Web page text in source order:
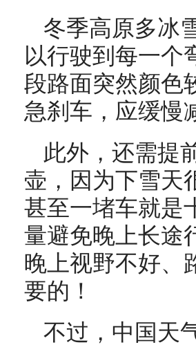
冬季高原多冰
以行驶到每一个
段路面突然颜色
急刹车，应缓慢
此外，还需提
壶，因为下雪天
甚至一堵车就是
量避免晚上长途
晚上视野不好、
要的！
不过，中国天